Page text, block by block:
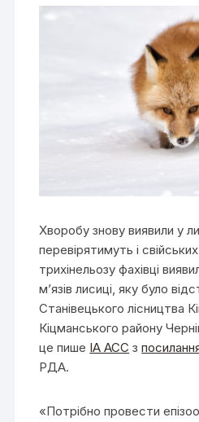
Хворобу знову виявили у
перевірятимуть і
трихінельозу фахівці
м’язів лисиці, яку було
Станівецького лісництва
Кіцманського району
це пише ІА АСС з
РДА.
«Потрібно провести